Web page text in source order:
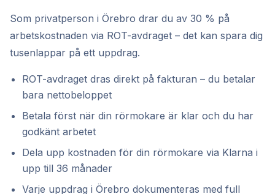
Som privatperson i Örebro drar du av 30 % på
arbetskostnaden via ROT-avdraget – det kan spara dig
tusenlappar på ett uppdrag.
ROT-avdraget dras direkt på fakturan – du betalar
bara nettobeloppet
Betala först när din rörmokare är klar och du har
godkänt arbetet
Dela upp kostnaden för din rörmokare via Klarna i
upp till 36 månader
Varje uppdrag i Örebro dokumenteras med full